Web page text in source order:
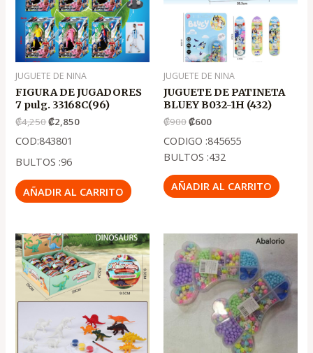
JUGUETE DE NINA
FIGURA DE JUGADORES
7 pulg. 33168C(96)
₡4,250₡2,850
COD:843801
BULTOS :96
AÑADIR AL CARRITO
JUGUETE DE NINA
JUGUETE DE PATINETA
BLUEY B032-1H (432)
₡900₡600
CODIGO :845655
BULTOS :432
AÑADIR AL CARRITO
El
precio
original
era:
₡1,100
El
precio
actual
es:
.
₡750